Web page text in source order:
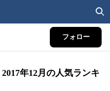
フォロー
年12月の人気ランキ